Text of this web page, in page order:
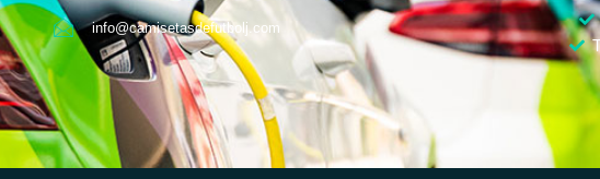
info@camisetasdefutbolj.com